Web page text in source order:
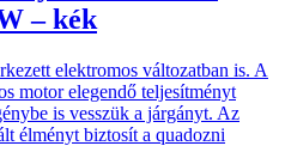
– kék
elektromos változatban is. A
motor elegendő teljesítményt
is vesszük a járgányt. Az
élményt biztosít a quadozni